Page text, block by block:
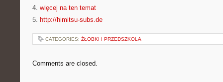
4. więcej na ten temat
5. http://himitsu-subs.de
CATEGORIES: ŻŁOBKI I PRZEDSZKOLA
Comments are closed.